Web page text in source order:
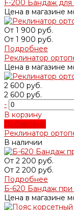
F-200 Бандаж для
Цена в магазине
От 1 900 руб.
От 1 900 руб.
Подробнее
Реклинатор
Цена в магазине
2 600 руб.
2 600 руб.
-
В корзину
Добавлено
Реклинатор
В наличии
От 2 200 руб.
От 2 200 руб.
Подробнее
Б-620 Бандаж при
Цена в магазине